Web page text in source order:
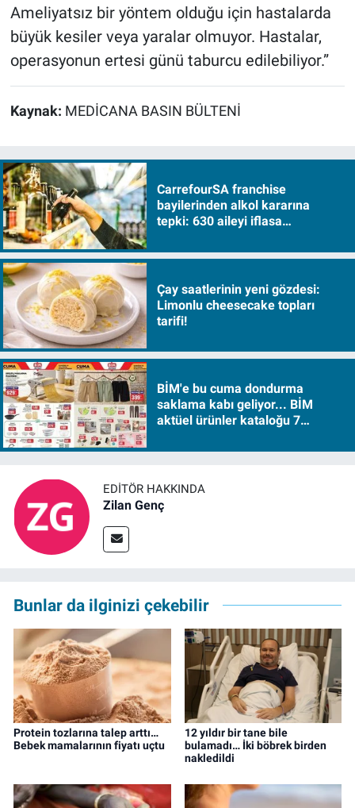
Ameliyatsız bir yöntem olduğu için hastalarda
büyük kesiler veya yaralar olmuyor. Hastalar,
operasyonun ertesi günü taburcu edilebiliyor.”
Kaynak: MEDİCANA BASIN BÜLTENİ
CarrefourSA franchise
bayilerinden alkol kararına
tepki: 630 aileyi iflasa
Çay saatlerinin yeni gözdesi:
Limonlu cheesecake topları
tarifi!
BİM'e bu cuma dondurma
saklama kabı geliyor... BİM
aktüel ürünler kataloğu 7
EDITÖR HAKKINDA
Zilan Genç
Bunlar da ilginizi çekebilir
Protein tozlarına talep arttı…
Bebek mamalarının fiyatı uçtu
12 yıldır bir tane bile
bulamadı… İki böbrek birden
nakledildi